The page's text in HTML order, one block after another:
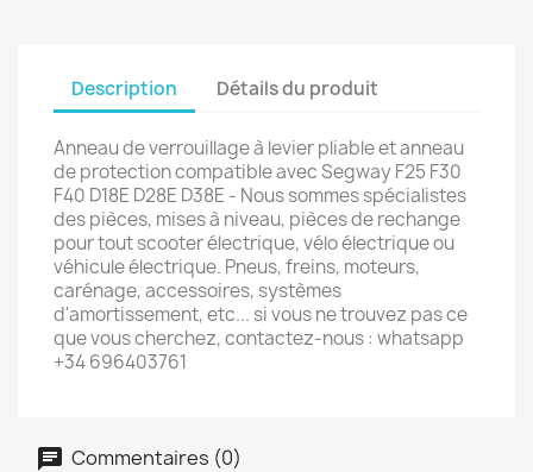
Description Détails du produit
Anneau de verrouillage à levier pliable et anneau
de protection compatible avec Segway F25 F30
F40 D18E D28E D38E - Nous sommes spécialistes
des pièces, mises à niveau, pièces de rechange
pour tout scooter électrique, vélo électrique ou
véhicule électrique. Pneus, freins, moteurs,
carénage, accessoires, systèmes
d'amortissement, etc... si vous ne trouvez pas ce
que vous cherchez, contactez-nous : whatsapp
+34 696403761
Commentaires (0)